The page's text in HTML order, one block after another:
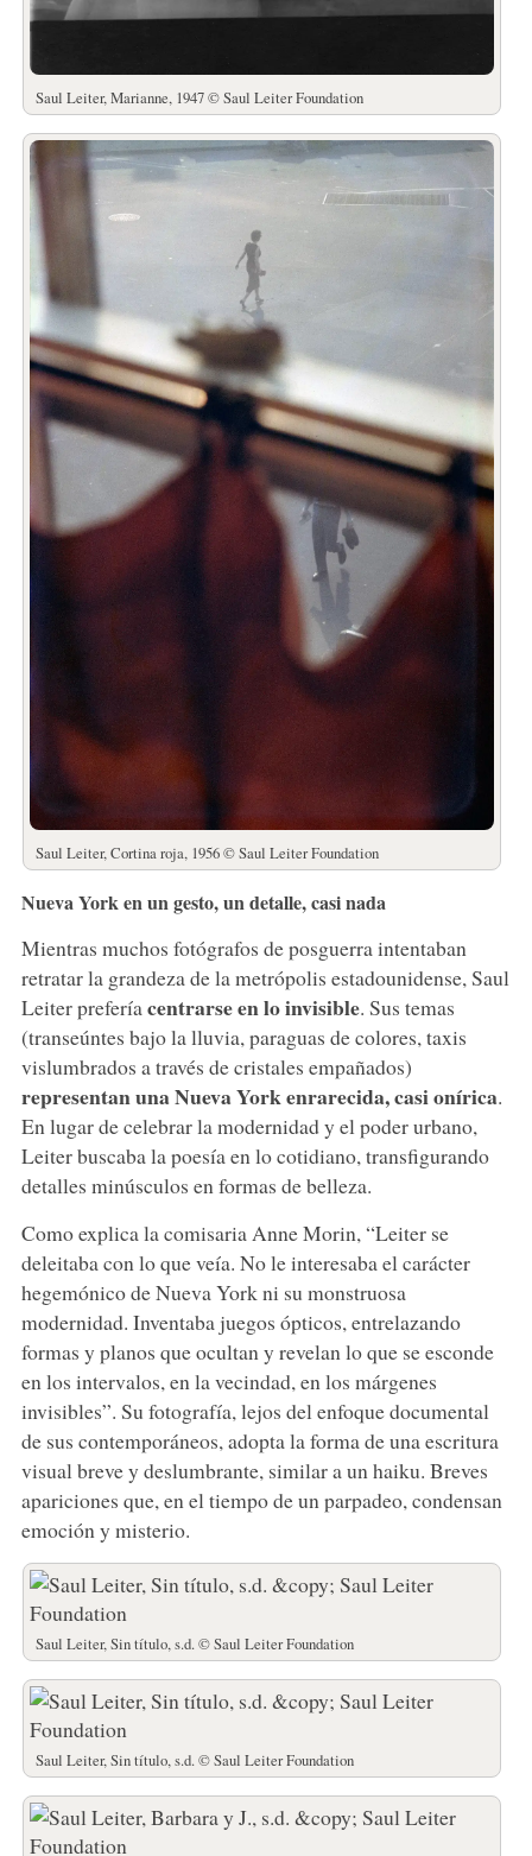
Saul Leiter, Marianne, 1947 © Saul Leiter Foundation
Saul Leiter, Cortina roja, 1956 © Saul Leiter Foundation
Nueva York en un gesto, un detalle, casi nada
Mientras muchos fotógrafos de posguerra intentaban
retratar la grandeza de la metrópolis estadounidense, Saul
Leiter preferíacentrarse en lo invisible. Sus temas
(transeúntes bajo la lluvia, paraguas de colores, taxis
vislumbrados a través de cristales empañados)
representan una Nueva York enrarecida, casi onírica.
En lugar de celebrar la modernidad y el poder urbano,
Leiter buscaba la poesía en lo cotidiano, transfigurando
detalles minúsculos en formas de belleza.
Como explica la comisaria Anne Morin, “Leiter se
deleitaba con lo que veía. No le interesaba el carácter
hegemónico de Nueva York ni su monstruosa
modernidad. Inventaba juegos ópticos, entrelazando
formas y planos que ocultan y revelan lo que se esconde
en los intervalos, en la vecindad, en los márgenes
invisibles”. Su fotografía, lejos del enfoque documental
de sus contemporáneos, adopta la forma de una escritura
visual breve y deslumbrante, similar a un haiku. Breves
apariciones que, en el tiempo de un parpadeo, condensan
emoción y misterio.
Saul Leiter, Sin título, s.d. © Saul Leiter Foundation
Saul Leiter, Sin título, s.d. © Saul Leiter Foundation